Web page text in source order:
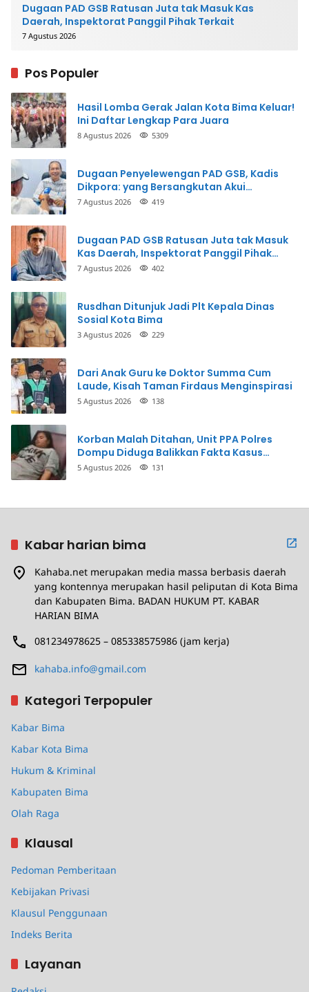
Dugaan PAD GSB Ratusan Juta tak Masuk Kas
Daerah, Inspektorat Panggil Pihak Terkait
7 Agustus 2026
Pos Populer
Hasil Lomba Gerak Jalan Kota Bima Keluar!
Ini Daftar Lengkap Para Juara
8 Agustus 2026 5309
Dugaan Penyelewengan PAD GSB, Kadis
Dikpora: yang Bersangkutan Akui
Perbuatannya dan Siap Mengembalikan
7 Agustus 2026 419
Dugaan PAD GSB Ratusan Juta tak Masuk
Kas Daerah, Inspektorat Panggil Pihak
Terkait
7 Agustus 2026 402
Rusdhan Ditunjuk Jadi Plt Kepala Dinas
Sosial Kota Bima
3 Agustus 2026 229
Dari Anak Guru ke Doktor Summa Cum
Laude, Kisah Taman Firdaus Menginspirasi
5 Agustus 2026 138
Korban Malah Ditahan, Unit PPA Polres
Dompu Diduga Balikkan Fakta Kasus
Penganiayaan
5 Agustus 2026 131
Kabar harian bima
Kahaba.net merupakan media massa berbasis daerah
yang kontennya merupakan hasil peliputan di Kota Bima
dan Kabupaten Bima. BADAN HUKUM PT. KABAR
HARIAN BIMA
081234978625 – 085338575986 (jam kerja)
kahaba.info@gmail.com
Kategori Terpopuler
Kabar Bima
Kabar Kota Bima
Hukum & Kriminal
Kabupaten Bima
Olah Raga
Klausal
Pedoman Pemberitaan
Kebijakan Privasi
Klausul Penggunaan
Indeks Berita
Layanan